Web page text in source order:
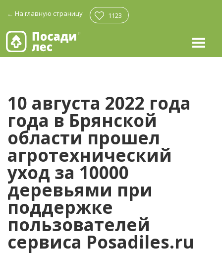
← На главную страницу 1123
10 августа 2022 года
года в Брянской
области прошел
агротехнический
уход за 10000
деревьями при
поддержке
пользователей
сервиса Posadiles.ru